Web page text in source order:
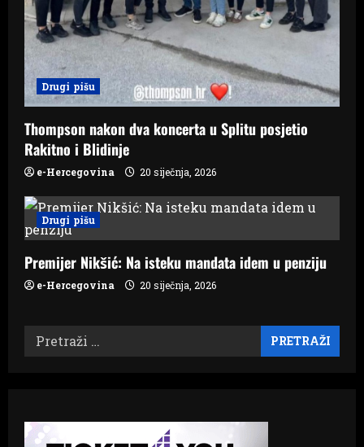
Drugi pišu
Thompson nakon dva koncerta u Splitu posjetio
Rakitno i Blidinje
e-Hercegovina 20 siječnja, 2026
Drugi pišu
Premijer Nikšić: Na isteku mandata idem u penziju
e-Hercegovina 20 siječnja, 2026
Pretraži: